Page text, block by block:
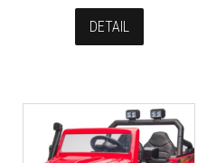
DETAIL